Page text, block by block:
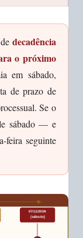
dedecadência
o próximo
em sábado,
de prazo de
Se o
sábado — e
feira seguinte